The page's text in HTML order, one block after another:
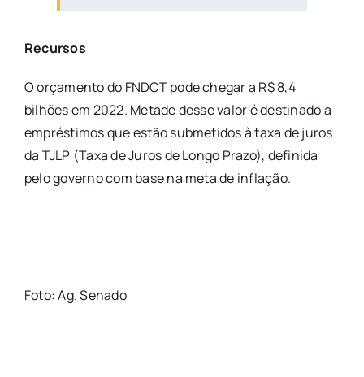
Recursos
O orçamento do FNDCT pode chegar a R$ 8,4
bilhões em 2022. Metade desse valor é destinado a
empréstimos que estão submetidos à taxa de juros
da TJLP (Taxa de Juros de Longo Prazo), definida
pelo governo com base na meta de inflação.
Foto: Ag. Senado